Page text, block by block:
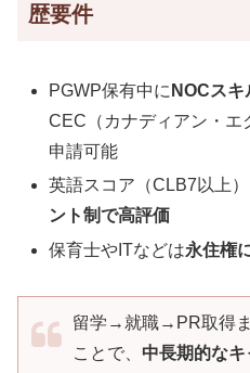
歴要件
PGWP保有中に NOCス
CEC（カナディアン・エ
申請可能
英語スコア（CLB7以上
ント制で高評価
保育士やITなどは永住権
留学→就職→PR取得
ことで、 中長期的な